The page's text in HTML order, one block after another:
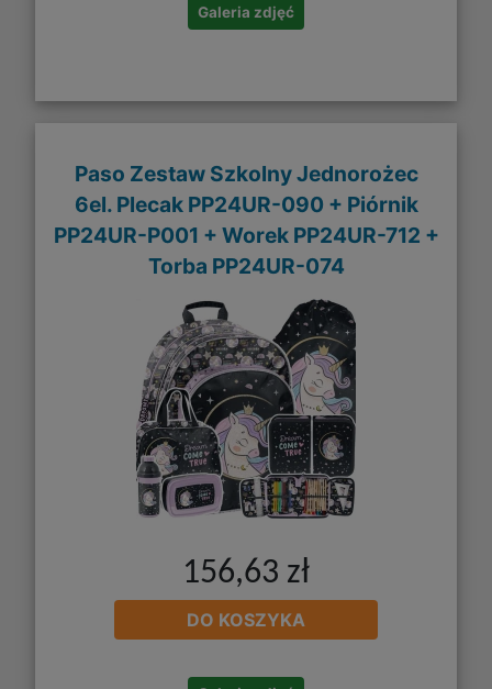
Galeria zdjęć
Paso Zestaw Szkolny Jednorożec
6el. Plecak PP24UR-090 + Piórnik
PP24UR-P001 + Worek PP24UR-712 +
Torba PP24UR-074
156,63 zł
DO KOSZYKA